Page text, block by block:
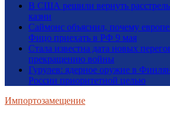
В США решили вернуть расстрелы
казни
Саймонс объяснил, почему
Фицо приехать в РФ 9 мая
Стала известна дата новых
прекращению войны
Гурулев: ядерное оружие в
России приоритетной целью
Импортозамещение